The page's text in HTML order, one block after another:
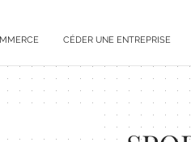
CÉDER UNE ENTREPRISE